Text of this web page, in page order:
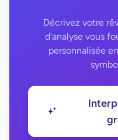
Décrivez votre
d'analyse vous
personnalisée